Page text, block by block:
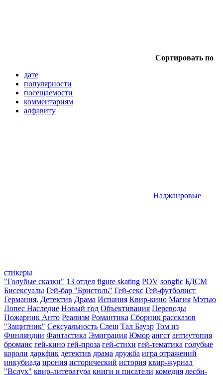
Сортировать по
дате
популярности
посещаемости
комментариям
алфавиту
Наджанровые
стикеры
"Голубые сказки" 13 отдел figure skating POV songfic БДСМ
Бисексуалы Гей-бар "Бристоль" Гей-секс Гей-футболист
Германия. Детектив Драма Испания Квир-кино Магия Мэтью
Лопес Наследие Новый год Объективация Переводы
Пожарник Анто Реализм Романтика Сборник рассказов
"Защитник" Сексуальность Слеш Тал Бауэр Том из
Финляндии Фантастика Эмиграция Юмор ангст антиутопия
броманс гей-кино гей-проза гей-стихи гей-тематика голубые
короли даркфик детектив драма дружба игра отражений
инкубиада ирония исторический история квир-журнал
"Вслух" квир-литература книги и писатели комедия лесби-